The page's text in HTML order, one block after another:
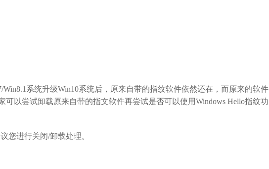
系统升级Win10系统后，原来自带的指纹软件依然还在，而原来的软件
可以尝试卸载原来自带的指文软件再尝试是否可以使用Windows Hello指纹功
进行关闭/卸载处理。